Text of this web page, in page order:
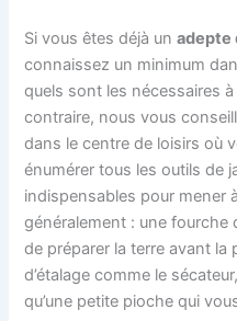
Si vous êtes déjà unadepte
connaissez un minimum
quels sont les nécessaires
contraire, nous vous
dans le centre de loisirs où
énumérer tous les outils de
indispensables pour mener
généralement : une fourche
de préparer la terre avant la
d’étalage comme le
qu’une petite pioche qui